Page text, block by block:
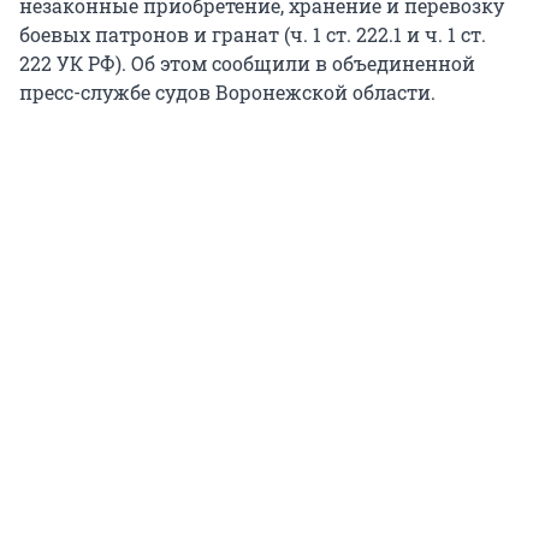
незаконные приобретение, хранение и перевозку
боевых патронов и гранат (ч. 1 ст. 222.1 и ч. 1 ст.
222 УК РФ). Об этом сообщили в объединенной
пресс-службе судов Воронежской области.